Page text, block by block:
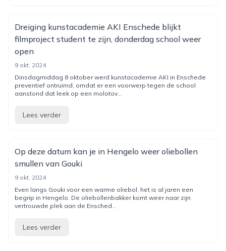
Dreiging kunstacademie AKI Enschede blijkt
filmproject student te zijn, donderdag school weer
open
9 okt. 2024
Dinsdagmiddag 8 oktober werd kunstacademie AKI in Enschede
preventief ontruimd, omdat er een voorwerp tegen de school
aanstond dat leek op een molotov...
Lees verder
Op deze datum kan je in Hengelo weer oliebollen
smullen van Gouki
9 okt. 2024
Even langs Gouki voor een warme oliebol, het is al jaren een
begrip in Hengelo. De oliebollenbakker komt weer naar zijn
vertrouwde plek aan de Ensched...
Lees verder